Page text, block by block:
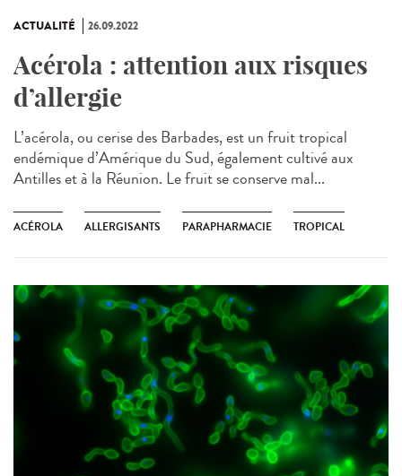
ACTUALITÉ 26.09.2022
Acérola : attention aux risques
d’allergie
L’acérola, ou cerise des Barbades, est un fruit tropical
endémique d’Amérique du Sud, également cultivé aux
Antilles et à la Réunion. Le fruit se conserve mal...
ACÉROLA ALLERGISANTS PARAPHARMACIE TROPICAL